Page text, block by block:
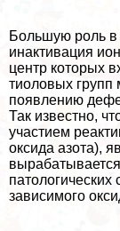
Большую роль в
инактивация
центр которых
тиоловых групп
появлению
Так известно,
участием
оксида азота),
патологических
зависимого